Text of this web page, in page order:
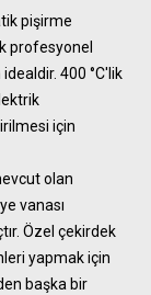
pişirme
profesyonel
400 °C'lik
için
olan
vanası
Özel çekirdek
yapmak için
başka bir